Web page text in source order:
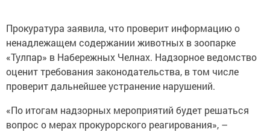
Прокуратура заявила, что проверит информацию о
ненадлежащем содержании животных в зоопарке
«Тулпар» в Набережных Челнах. Надзорное ведомство
оценит требования законодательства, в том числе
проверит дальнейшее устранение нарушений.
«По итогам надзорных мероприятий будет решаться
вопрос о мерах прокурорского реагирования», –